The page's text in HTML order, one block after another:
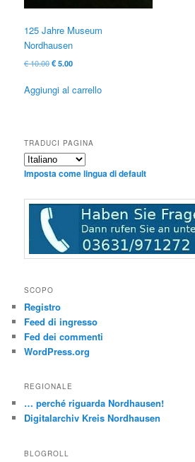
125 Jahre Museum
Nordhausen
€10.00Il
originale
€5.00Il
attuale
Aggiungi al carrello
TRADUCI PAGINA
Imposta come lingua di default
SCOPO
Registro
Feed di ingresso
Fed dei commenti
WordPress.org
REGIONALE
… perché riguarda Nordhausen!
Digitalarchiv Kreis Nordhausen
BLOGROLL